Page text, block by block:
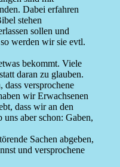
Dabei erfahren
stehen
sollen und
werden wir sie evtl.
bekommt. Viele
daran zu glauben.
versprochene
wir Erwachsenen
dass wir an den
aber schon: Gaben,
Sachen abgeben,
und versprochene